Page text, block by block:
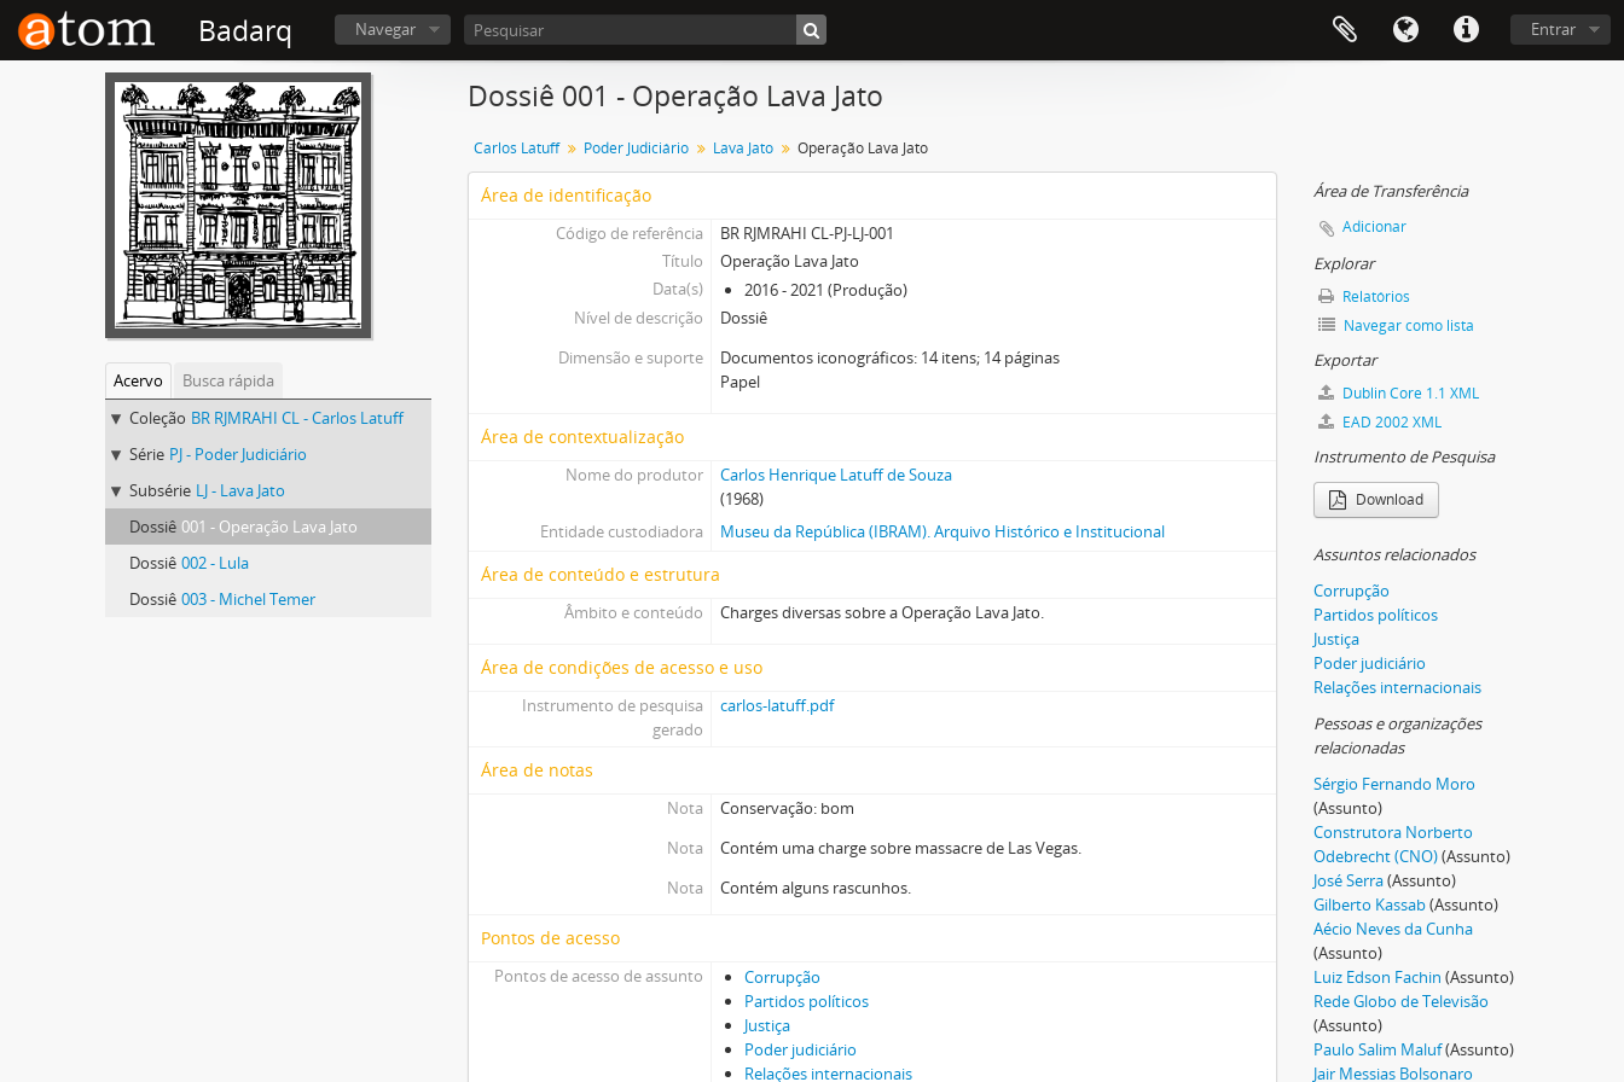
Badarq Navegar Entrar
Acervo
Busca rápida
Coleção BR RJMRAHI CL - Carlos Latuff
Série PJ - Poder Judiciário
Subsérie LJ - Lava Jato
Dossiê 001 - Operação Lava Jato
Dossiê 002 - Lula
Dossiê 003 - Michel Temer
Dossiê 001 - Operação Lava Jato
Carlos Latuff Poder Judiciário Lava Jato Operação Lava Jato
Área de identificação
Código de referência
BR RJMRAHI CL-PJ-LJ-001
Título
Operação Lava Jato
Data(s)
2016 - 2021 (Produção)
Nível de descrição
Dossiê
Dimensão e suporte
Documentos iconográficos: 14 itens; 14 páginas
Papel
Área de contextualização
Nome do produtor
Carlos Henrique Latuff de Souza
(1968)
Entidade custodiadora
Museu da República (IBRAM). Arquivo Histórico e Institucional
Área de conteúdo e estrutura
Âmbito e conteúdo Charges diversas sobre a Operação Lava Jato.
Área de condições de acesso e uso
Instrumento de pesquisa
gerado
carlos-latuff.pdf
Área de notas
Nota
Conservação: bom
Nota
Contém uma charge sobre massacre de Las Vegas.
Nota
Contém alguns rascunhos.
Pontos de acesso
Pontos de acesso de assunto
Corrupção
Partidos políticos
Justiça
Poder judiciário
Relações internacionais
Área de Transferência
Adicionar
Explorar
Relatórios
Navegar como lista
Exportar
Dublin Core 1.1 XML
EAD 2002 XML
Instrumento de Pesquisa
Download
Assuntos relacionados
Corrupção
Partidos políticos
Justiça
Poder judiciário
Relações internacionais
Pessoas e organizações
relacionadas
Sérgio Fernando Moro
(Assunto)
Construtora Norberto
Odebrecht (CNO)(Assunto)
José Serra(Assunto)
Gilberto Kassab(Assunto)
Aécio Neves da Cunha
(Assunto)
Luiz Edson Fachin (Assunto)
Rede Globo de Televisão
(Assunto)
Paulo Salim Maluf(Assunto)
Jair Messias Bolsonaro